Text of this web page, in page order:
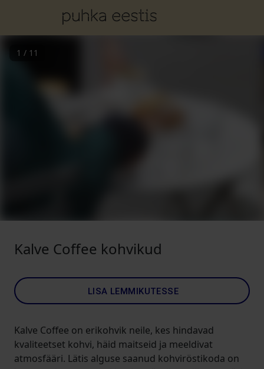
1 / 11
Kalve Coffee kohvikud
LISA LEMMIKUTESSE
Kalve Coffee on erikohvik neile, kes hindavad
kvaliteetset kohvi, häid maitseid ja meeldivat
atmosfääri. Lätis alguse saanud kohviröstikoda on